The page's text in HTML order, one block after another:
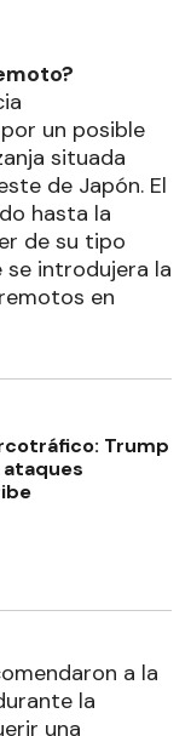
un posible
situada
de Japón. El
hasta la
de su tipo
introdujera la
en
Trump
a la
la
una